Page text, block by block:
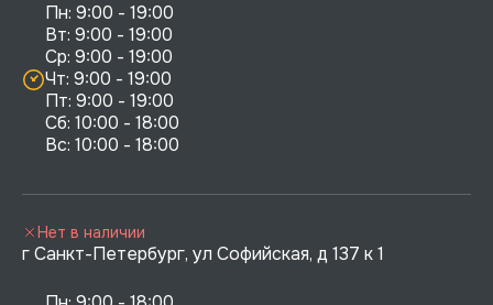
Пн: 9:00 - 19:00
Вт: 9:00 - 19:00
Ср: 9:00 - 19:00
Чт: 9:00 - 19:00
Пт: 9:00 - 19:00
Сб: 10:00 - 18:00
г Санкт-Петербург, ул Софийская, д 137 к 1
Нет в наличии